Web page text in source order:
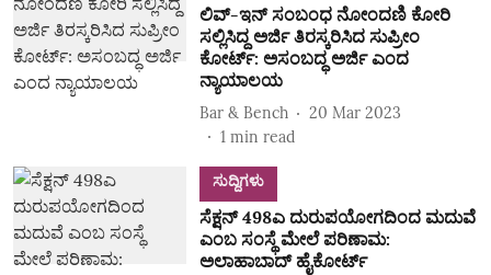
ಲಿವ್-ಇನ್ ಸಂಬಂಧ ನೋಂದಣಿ ಕೋರಿ
ಸಲ್ಲಿಸಿದ್ದ ಅರ್ಜಿ ತಿರಸ್ಕರಿಸಿದ ಸುಪ್ರೀಂ
ಕೋರ್ಟ್: ಅಸಂಬದ್ಧ ಅರ್ಜಿ ಎಂದ
ನ್ಯಾಯಾಲಯ
Bar & Bench
20 Mar 2023
1 min read
ಸುದ್ದಿಗಳು
ಸೆಕ್ಷನ್ 498ಎ ದುರುಪಯೋಗದಿಂದ ಮದುವೆ
ಎಂಬ ಸಂಸ್ಥೆ ಮೇಲೆ ಪರಿಣಾಮ:
ಅಲಾಹಾಬಾದ್ ಹೈಕೋರ್ಟ್